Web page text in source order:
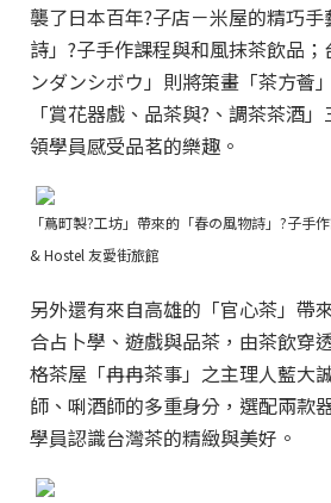
襲了日本百年?子店－米屋的精巧
詩」?子手作課程與和風抹茶飲品
ンダンシボウ」則將策畫「茶方薈
「賞花器戲、品茶與?、調茶茶酒
領學員感受品茗的樂趣。
「蔦町製?工坊」帶來的「春の風物詩」?子手
& Hostel 友愛街旅館
另外還有來自高雄的「官心茶」帶
合占卜學、遊戲與品茶，由茶飲穿
格茶屋「冉冉茶事」之主理人藍大
師、唎酒師的多重身分，選配兩款
學員認識台灣茶的精緻與美好。